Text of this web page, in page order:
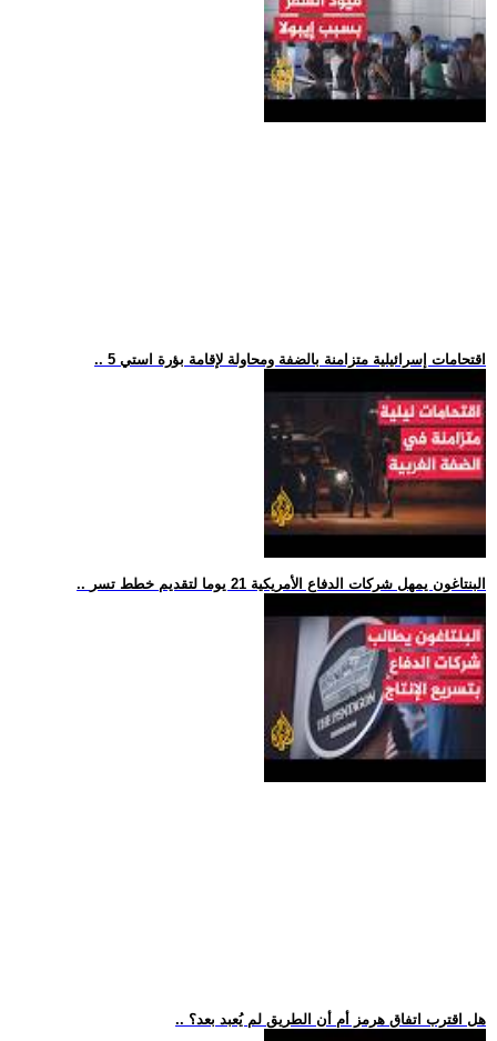
.. 5 اقتحامات إسرائيلية متزامنة بالضفة ومحاولة لإقامة بؤرة استي
.. البنتاغون يمهل شركات الدفاع الأمريكية 21 يوما لتقديم خطط تسر
.. هل اقترب اتفاق هرمز أم أن الطريق لم يُعبد بعد؟